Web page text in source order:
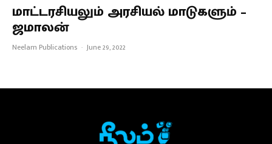
மாட்டரசியலும் அரசியல் மாடுகளும் –
ஜமாலன்
Neelam Publications · June 29, 2022